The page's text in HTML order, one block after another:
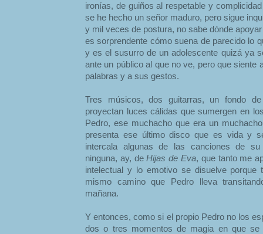
ironías, de guiños al respetable y
se he hecho un señor maduro, pero sigue
y mil veces de postura, no sabe dónde
es sorprendente cómo suena de parecido lo
y es el susurro de un adolescente quizá ya
ante un público al que no ve, pero que siente
palabras y a sus gestos.
Tres músicos, dos guitarras, un fondo
proyectan luces cálidas que sumergen en
Pedro, ese muchacho que era un
presenta ese último disco que es vida y
intercala algunas de las canciones de su
ninguna, ay, deHijas de Eva, que tanto me
intelectual y lo emotivo se disuelve porque
mismo camino que Pedro lleva
mañana.
Y entonces, como si el propio Pedro no los
dos o tres momentos de magia en que